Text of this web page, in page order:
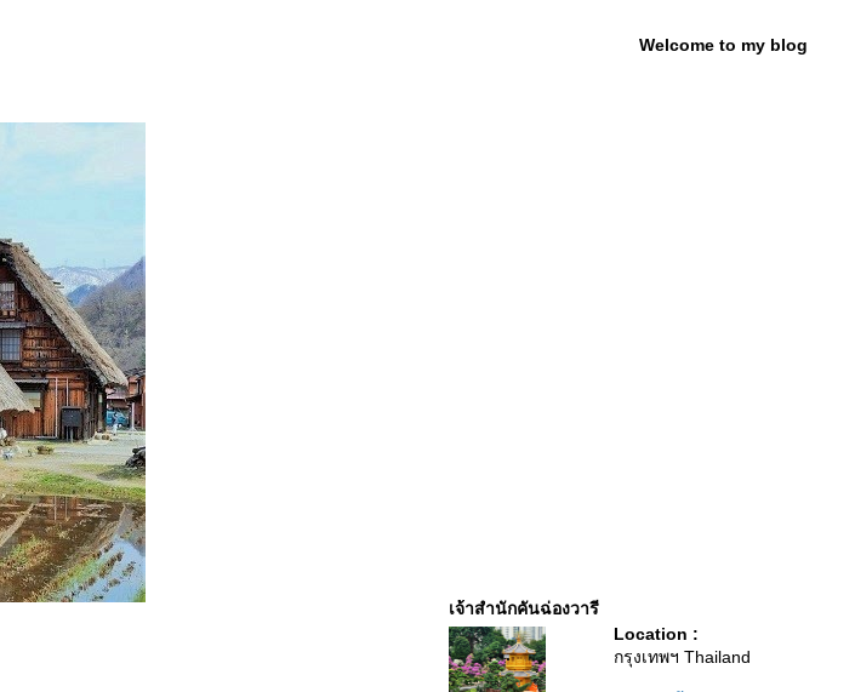
Welcome to my blog
เจ้าสำนักคันฉ่องวารี
Location :
กรุงเทพฯ Thailand